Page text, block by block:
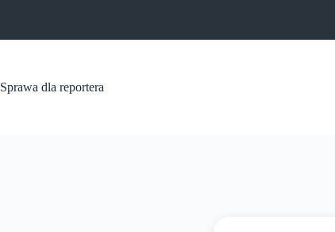
Sprawa dla reportera